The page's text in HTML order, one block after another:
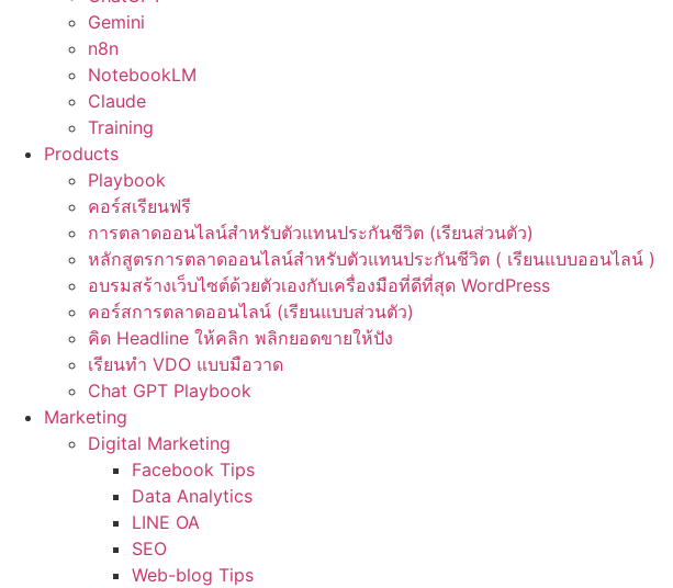
Gemini
n8n
NotebookLM
Claude
Training
Products
Playbook
คอร์สเรียนฟรี
การตลาดออนไลน์สำหรับตัวแทนประกันชีวิต (เรียนส่วนตัว)
หลักสูตรการตลาดออนไลน์สำหรับตัวแทนประกันชีวิต ( เรียนแบบออนไลน์ )
อบรมสร้างเว็บไซต์ด้วยตัวเองกับเครื่องมือที่ดีที่สุด WordPress
คอร์สการตลาดออนไลน์ (เรียนแบบส่วนตัว)
คิด Headline ให้คลิก พลิกยอดขายให้ปัง
เรียนทำ VDO แบบมือวาด
Chat GPT Playbook
Marketing
Digital Marketing
Facebook Tips
Data Analytics
LINE OA
SEO
Web-blog Tips